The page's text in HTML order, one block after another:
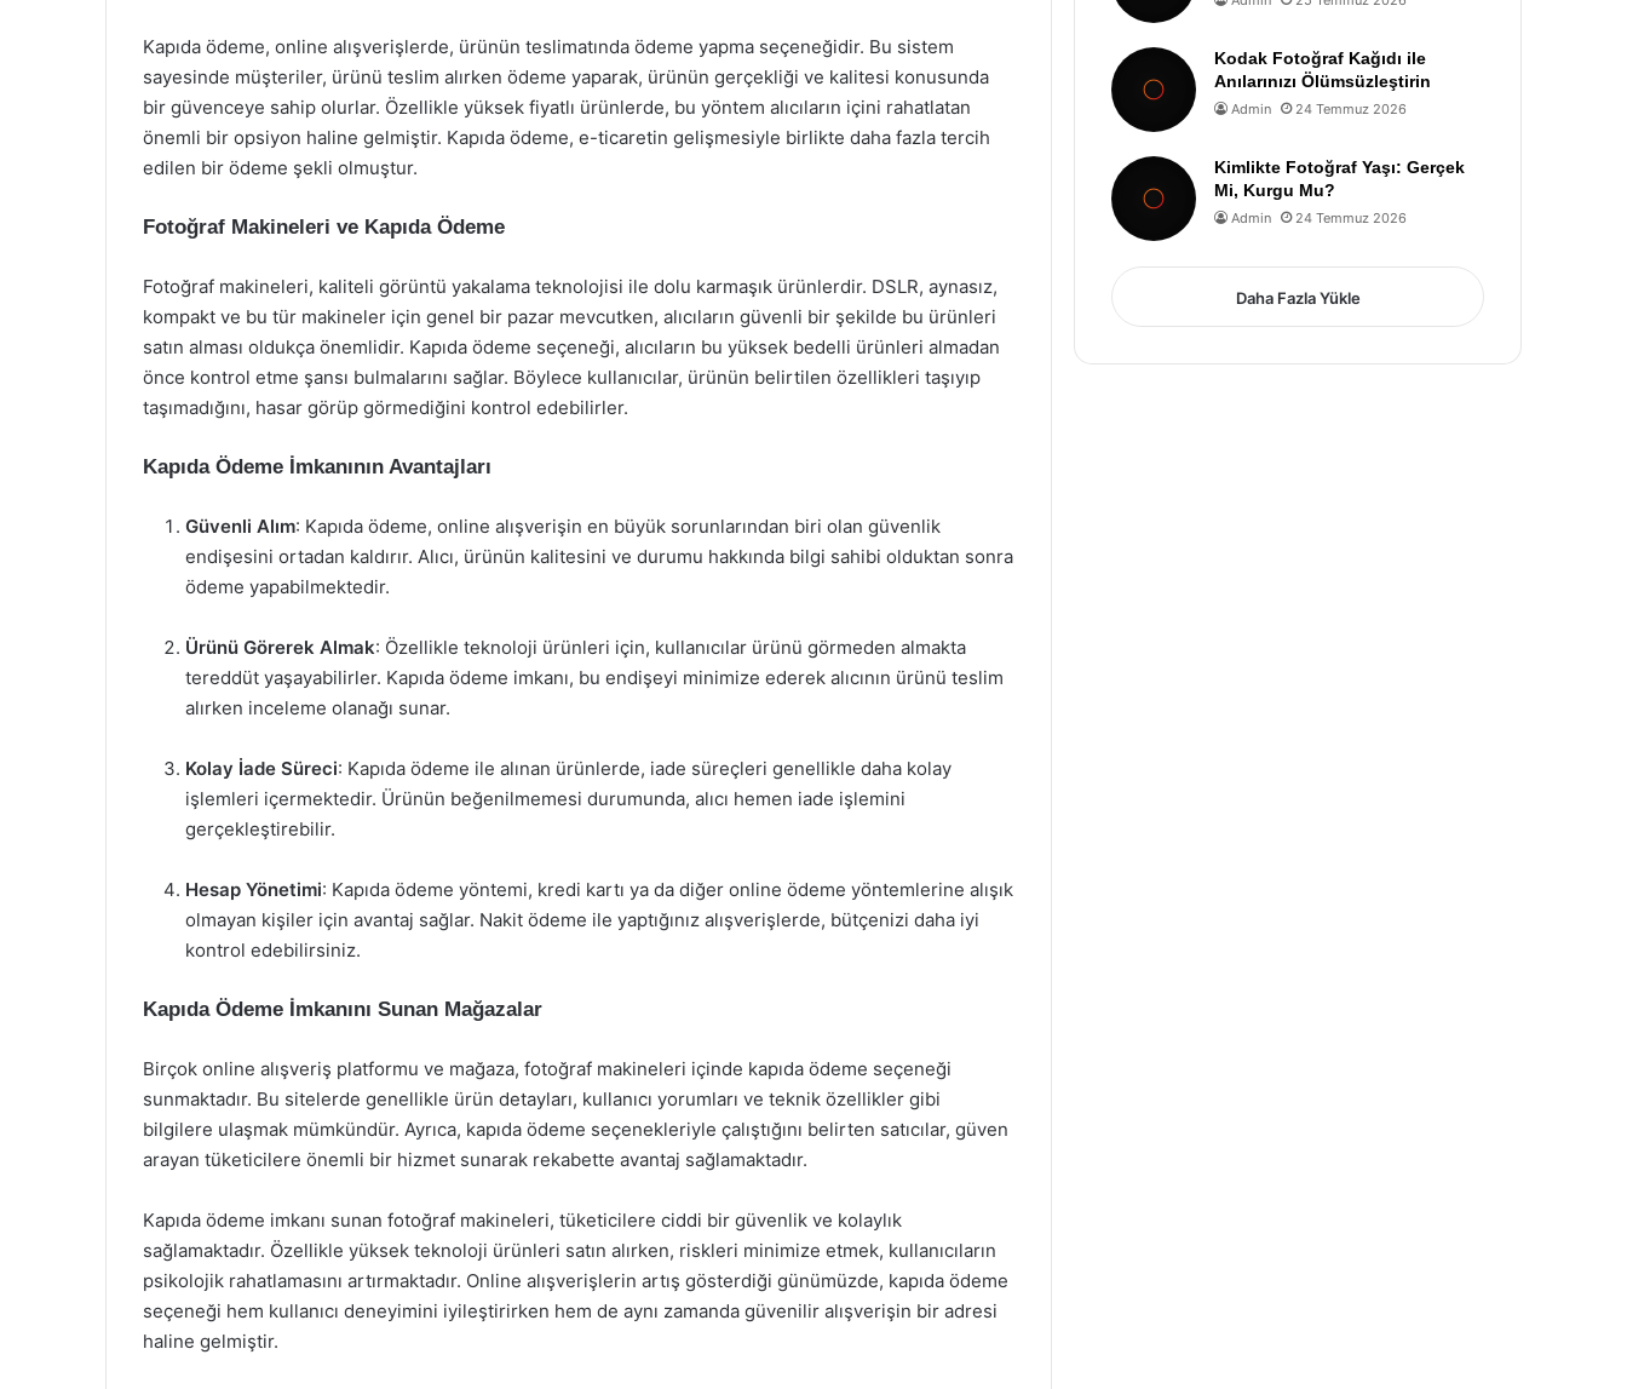
Kapıda ödeme, online alışverişlerde, ürünün teslimatında ödeme yapma seçeneğidir. Bu sistem
sayesinde müşteriler, ürünü teslim alırken ödeme yaparak, ürünün gerçekliği ve kalitesi konusunda
bir güvenceye sahip olurlar. Özellikle yüksek fiyatlı ürünlerde, bu yöntem alıcıların içini rahatlatan
önemli bir opsiyon haline gelmiştir. Kapıda ödeme, e-ticaretin gelişmesiyle birlikte daha fazla tercih
edilen bir ödeme şekli olmuştur.
Fotoğraf Makineleri ve Kapıda Ödeme
Fotoğraf makineleri, kaliteli görüntü yakalama teknolojisi ile dolu karmaşık ürünlerdir. DSLR, aynasız,
kompakt ve bu tür makineler için genel bir pazar mevcutken, alıcıların güvenli bir şekilde bu ürünleri
satın alması oldukça önemlidir. Kapıda ödeme seçeneği, alıcıların bu yüksek bedelli ürünleri almadan
önce kontrol etme şansı bulmalarını sağlar. Böylece kullanıcılar, ürünün belirtilen özellikleri taşıyıp
taşımadığını, hasar görüp görmediğini kontrol edebilirler.
Kapıda Ödeme İmkanının Avantajları
Güvenli Alım: Kapıda ödeme, online alışverişin en büyük sorunlarından biri olan güvenlik
endişesini ortadan kaldırır. Alıcı, ürünün kalitesini ve durumu hakkında bilgi sahibi olduktan sonra
ödeme yapabilmektedir.
Ürünü Görerek Almak: Özellikle teknoloji ürünleri için, kullanıcılar ürünü görmeden almakta
tereddüt yaşayabilirler. Kapıda ödeme imkanı, bu endişeyi minimize ederek alıcının ürünü teslim
alırken inceleme olanağı sunar.
Kolay İade Süreci: Kapıda ödeme ile alınan ürünlerde, iade süreçleri genellikle daha kolay
işlemleri içermektedir. Ürünün beğenilmemesi durumunda, alıcı hemen iade işlemini
gerçekleştirebilir.
Hesap Yönetimi: Kapıda ödeme yöntemi, kredi kartı ya da diğer online ödeme yöntemlerine alışık
olmayan kişiler için avantaj sağlar. Nakit ödeme ile yaptığınız alışverişlerde, bütçenizi daha iyi
kontrol edebilirsiniz.
Kapıda Ödeme İmkanını Sunan Mağazalar
Birçok online alışveriş platformu ve mağaza, fotoğraf makineleri içinde kapıda ödeme seçeneği
sunmaktadır. Bu sitelerde genellikle ürün detayları, kullanıcı yorumları ve teknik özellikler gibi
bilgilere ulaşmak mümkündür. Ayrıca, kapıda ödeme seçenekleriyle çalıştığını belirten satıcılar, güven
arayan tüketicilere önemli bir hizmet sunarak rekabette avantaj sağlamaktadır.
Kapıda ödeme imkanı sunan fotoğraf makineleri, tüketicilere ciddi bir güvenlik ve kolaylık
sağlamaktadır. Özellikle yüksek teknoloji ürünleri satın alırken, riskleri minimize etmek, kullanıcıların
psikolojik rahatlamasını artırmaktadır. Online alışverişlerin artış gösterdiği günümüzde, kapıda ödeme
seçeneği hem kullanıcı deneyimini iyileştirirken hem de aynı zamanda güvenilir alışverişin bir adresi
haline gelmiştir.
Kodak Fotoğraf Kağıdı ile
Anılarınızı Ölümsüzleştirin
Admin 24 Temmuz 2026
Kimlikte Fotoğraf Yaşı: Gerçek
Mi, Kurgu Mu?
Admin 24 Temmuz 2026
Daha Fazla Yükle